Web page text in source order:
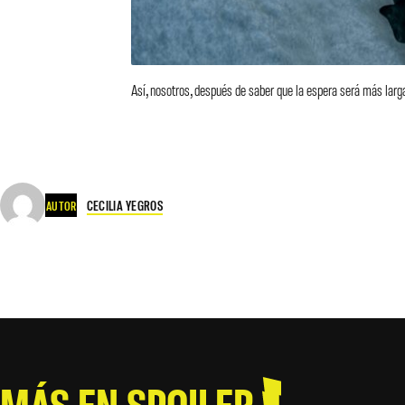
Así, nosotros, después de saber que la espera será más
AUTOR CECILIA YEGROS